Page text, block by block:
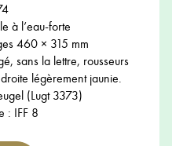
à l’eau-forte
460 × 315 mm
sans la lettre, rousseurs
légèrement jaunie.
(Lugt 3373)
: IFF 8